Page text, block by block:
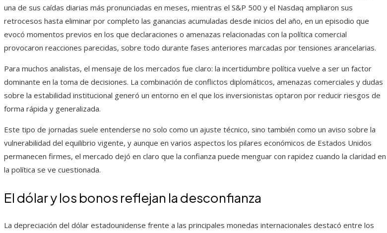
una de sus caídas diarias más pronunciadas en meses, mientras el S&P 500 y el Nasdaq ampliaron sus
retrocesos hasta eliminar por completo las ganancias acumuladas desde inicios del año, en un episodio que
evocó momentos previos en los que declaraciones o amenazas relacionadas con la política comercial
provocaron reacciones parecidas, sobre todo durante fases anteriores marcadas por tensiones arancelarias.
Para muchos analistas, el mensaje de los mercados fue claro: la incertidumbre política vuelve a ser un factor
dominante en la toma de decisiones. La combinación de conflictos diplomáticos, amenazas comerciales y dudas
sobre la estabilidad institucional generó un entorno en el que los inversionistas optaron por reducir riesgos de
forma rápida y generalizada.
Este tipo de jornadas suele entenderse no solo como un ajuste técnico, sino también como un aviso sobre la
vulnerabilidad del equilibrio vigente, y aunque en varios aspectos los pilares económicos de Estados Unidos
permanecen firmes, el mercado dejó en claro que la confianza puede menguar con rapidez cuando la claridad en
la política se ve cuestionada.
El dólar y los bonos reflejan la desconfianza
La depreciación del dólar estadounidense frente a las principales monedas internacionales destacó entre los